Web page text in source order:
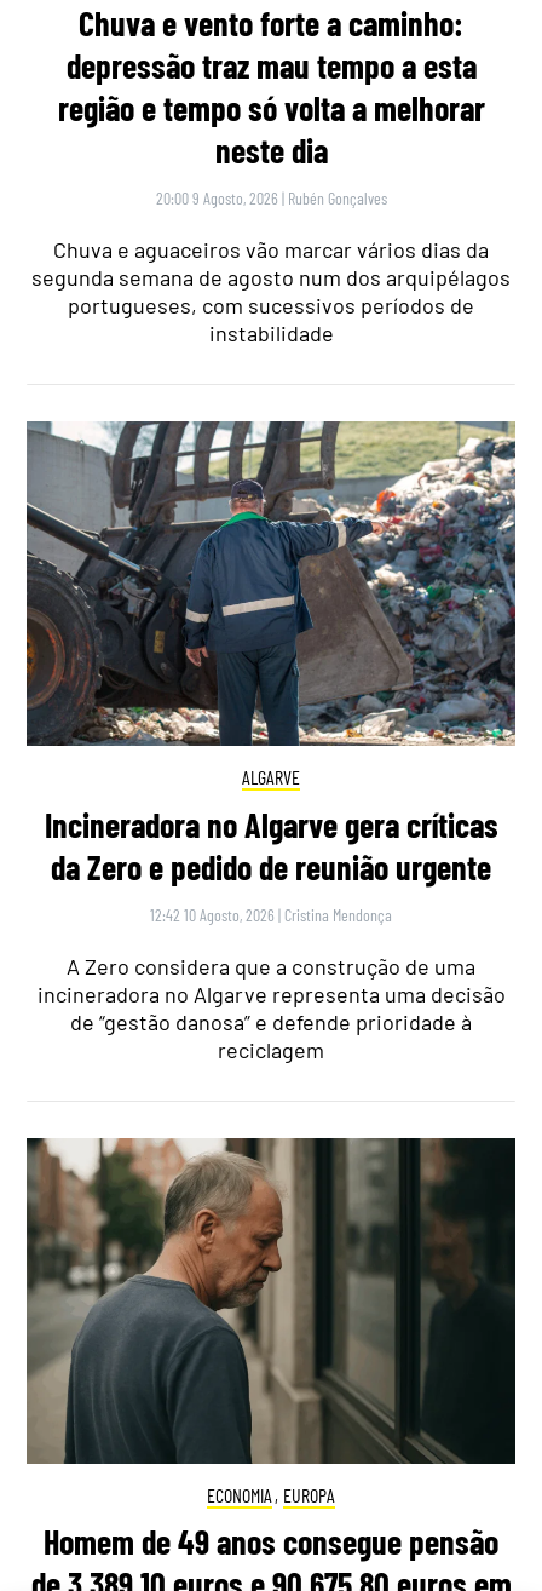
Chuva e vento forte a caminho:
depressão traz mau tempo a esta
região e tempo só volta a melhorar
neste dia
20:00 9 Agosto, 2026 | Rubén Gonçalves
Chuva e aguaceiros vão marcar vários dias da
segunda semana de agosto num dos arquipélagos
portugueses, com sucessivos períodos de
instabilidade
ALGARVE
Incineradora no Algarve gera críticas
da Zero e pedido de reunião urgente
12:42 10 Agosto, 2026 | Cristina Mendonça
A Zero considera que a construção de uma
incineradora no Algarve representa uma decisão
de “gestão danosa” e defende prioridade à
reciclagem
ECONOMIA , EUROPA
Homem de 49 anos consegue pensão